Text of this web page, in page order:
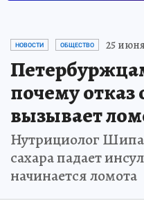
НОВОСТИ ОБЩЕСТВО 25 июня
почему отказ
вызывает
Нутрициолог
сахара падает
начинается ломота